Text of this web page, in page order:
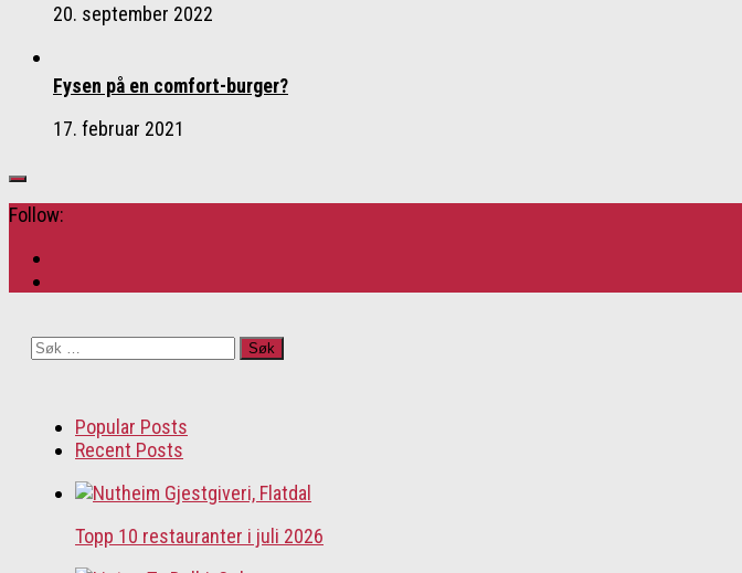
20. september 2022
Fysen på en comfort-burger?
17. februar 2021
Follow:
Søk
Popular Posts
Recent Posts
Topp 10 restauranter i juli 2026